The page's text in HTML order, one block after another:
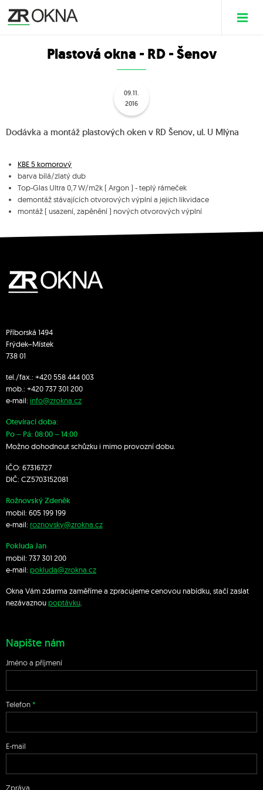
Plastová okna - RD - Šenov
09.11.
2016
Dodávka a montáž plastových oken v RD Šenov, ul. U Mlýna
KBE 5 komorový
barva bílá/zlatý dub
Top-Glas Ultra 0,7 W/m2k ( Argon ) - teplý rámeček
demontáž stávajících otvorových výplní a jejich likvidace
montáž ( usazení, zapěnění ) nových otvorových výplní
Příborská 1494
Frýdek–Místek
738 01
tel./fax.: +420 558 444 003
mob.: +420 737 301 200
e-mail: info@zrokna.cz
Otevírací doba:
Po – Pá: 08:00 – 14:00
Možno dohodnout schůzku i mimo provozní dobu.
IČO: 67316727
DIČ: CZ5703152081
Rožnovský Zdeněk
mobil: 605 199 199
e-mail: roznovsky@zrokna.cz
Pokluda Jan
mobil: 737 301 200
e-mail: pokluda@zrokna.cz
Okna Vám zdarma zaměříme a zpracujeme cenovou nabídku, stačí zaslat
nezávaznoupoptávku
Napište nám
Jméno a příjmení
Telefon
E-mail
Zpráva